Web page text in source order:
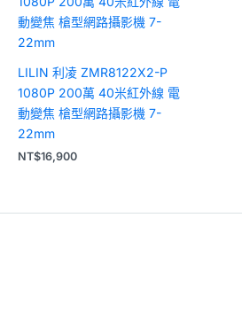
LILIN 利凌 ZMR8122X2-P
1080P 200萬 40米紅外線 電
動變焦 槍型網路攝影機 7-
22mm
NT$16,900